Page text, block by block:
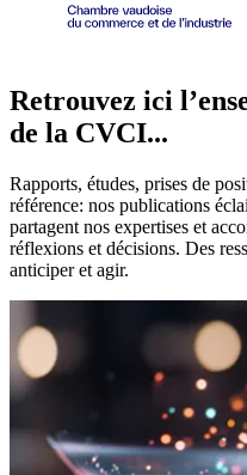
Retrouvez ici
de la CVCI...
Rapports, études, prises de
référence: nos publications
partagent nos expertises et
réflexions et décisions. Des
anticiper et agir.